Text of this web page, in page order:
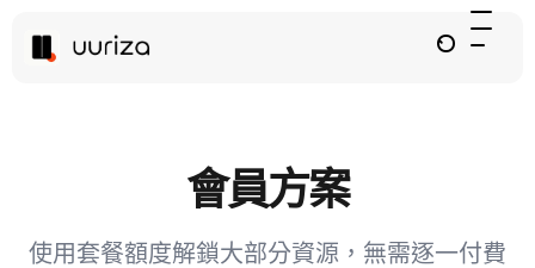
會員方案
使用套餐額度解鎖大部分資源，無需逐一付費